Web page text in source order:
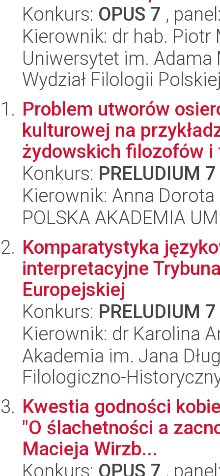
Konkurs: OPUS 7 ,
Kierownik: dr hab. Piotr
Uniwersytet im.
Wydział Filologii
Problem utworów
kulturowej na
żydowskich filozofów i
Konkurs: PRELUDIUM 7
Kierownik: Anna
POLSKA AKADEMIA
Komparatystyka
interpretacyjne
Europejskiej
Konkurs: PRELUDIUM 7
Kierownik: dr Karolina
Akademia im. Jana
Filologiczno-
Kwestia godności
"O ślachetności a
Macieja Wirzb...
Konkurs: OPUS 7 ,